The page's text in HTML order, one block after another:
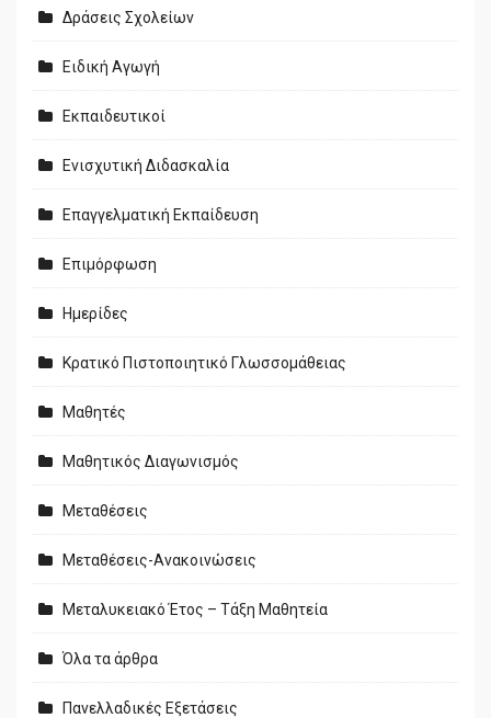
Δράσεις Σχολείων
Ειδική Αγωγή
Εκπαιδευτικοί
Ενισχυτική Διδασκαλία
Επαγγελματική Εκπαίδευση
Επιμόρφωση
Ημερίδες
Κρατικό Πιστοποιητικό Γλωσσομάθειας
Μαθητές
Μαθητικός Διαγωνισμός
Μεταθέσεις
Μεταθέσεις-Ανακοινώσεις
Μεταλυκειακό Έτος – Τάξη Μαθητεία
Όλα τα άρθρα
Πανελλαδικές Εξετάσεις